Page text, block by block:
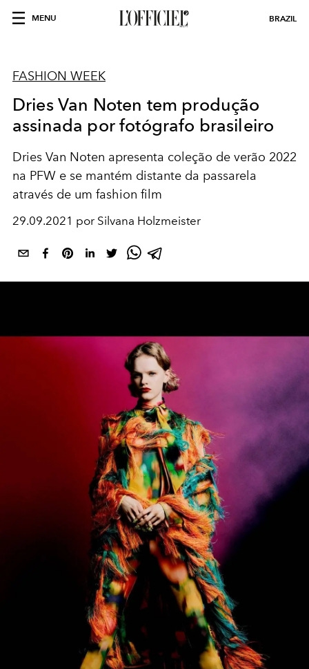
MENU BRAZIL
FASHION WEEK
Dries Van Noten tem produção
assinada por fotógrafo brasileiro
Dries Van Noten apresenta coleção de verão 2022
na PFW e se mantém distante da passarela
através de um fashion film
29.09.2021 por Silvana Holzmeister